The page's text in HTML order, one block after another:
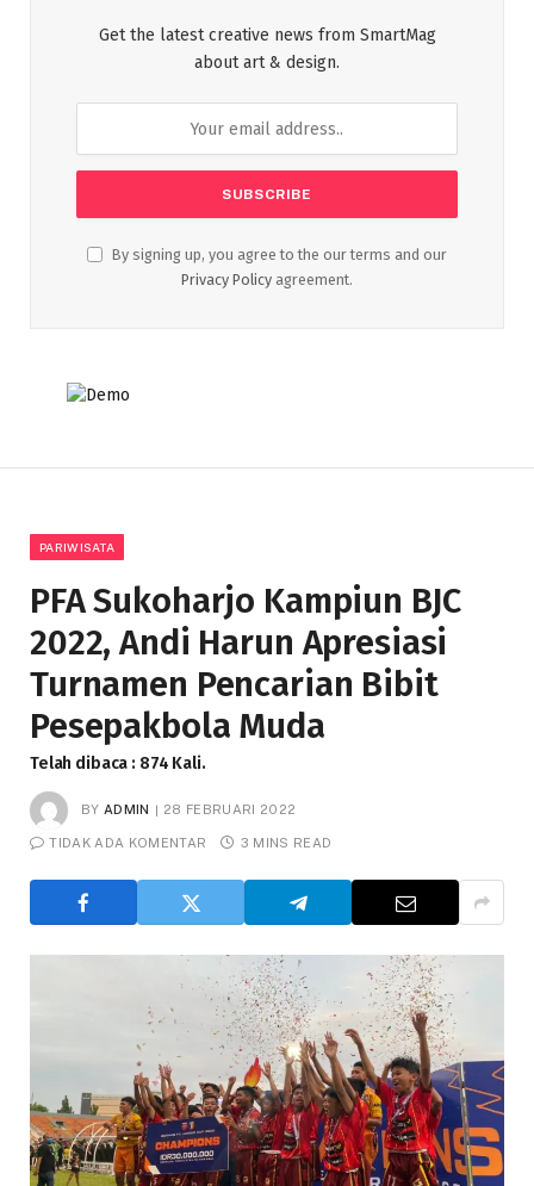
Get the latest creative news from SmartMag
about art & design.
By signing up, you agree to the our terms and our
Privacy Policy agreement.
PARIWISATA
PFA Sukoharjo Kampiun BJC
2022, Andi Harun Apresiasi
Turnamen Pencarian Bibit
Pesepakbola Muda
Telah dibaca : 874 Kali.
BY ADMIN 28 FEBRUARI 2022
TIDAK ADA KOMENTAR 3 MINS READ